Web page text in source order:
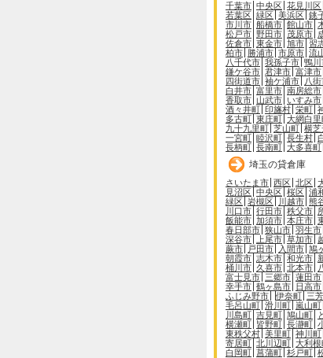
千葉市 中央区 花見川区
若葉区 緑区 美浜区 銚
市川市 船橋市 館山市
松戸市 野田市 茂原市
佐倉市 東金市 旭市 習
柏市 勝浦市 市原市 流
八千代市 我孫子市 鴨川
鎌ケ谷市 君津市 富津市
四街道市 袖ケ浦市 八
白井市 富里市 南房総市
香取市 山武市 いすみ市
酒々井町 印旛村 栄町
多古町 東庄町 大網白里
九十九里町 芝山町 横芝
一宮町 睦沢町 長生村
長柄町 長南町 大多喜町
埼玉の貸倉庫
さいたま市 西区 北区
見沼区 中央区 桜区 浦
緑区 岩槻区 川越市 熊
川口市 行田市 秩父市
飯能市 加須市 本庄市
春日部市 狭山市 羽生市
深谷市
上尾市 草加市
蕨市
戸田市 入間市 鳩
朝霞市 志木市 和光市
桶川市 久喜市 北本市
富士見市 三郷市 蓮田市
幸手市 鶴ヶ島市 日高市
ふじみ野市
伊奈町 三
毛呂山町 滑川町 嵐山町
川島町 吉見町 鳩山町
横瀬町 皆野町 長瀞町
東秩父村 美里町 神川町
寄居町 北川辺町 大利根
白岡町 菖蒲町 杉戸町